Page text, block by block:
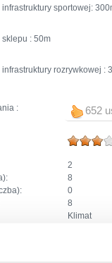
infrastruktury sportowej: 300
sklepu : 50
infrastruktury rozrywkowej :
652
:
2
8
0
8
Klimat